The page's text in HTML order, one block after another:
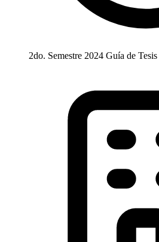
2do. Semestre 2024 Guía de Tesis